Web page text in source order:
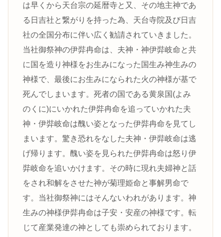
は早くから天台宗の延暦寺と又、その地主神であ
る日吉社と繋がりを持った為、天台寺院及び日吉
社の全国分布に伴い広く勧請されていきました。
当社御祭神の伊弉冉命は、夫神・神伊弉岐命と共
に国を造り神様をお生みになった国生み神生みの
神様で、最後にお生みになられた火の神様が基で
死んでしまいます。死者の国である黄泉国(よみ
のくに)にいかれた伊弉冉命を追っていかれた夫
神・伊弉岐命は醜い姿となった伊弉冉命を見てし
まいます。驚き恐れをなした夫神・伊弉岐命は逃
げ帰ります。醜い姿を見られた伊弉冉命は怒り伊
弉岐命を追いかけます。その時に現れ夫婦神と話
をされ和解をさせた神が菊理姫命と事解男命で
す。当社御祭神にはそんないわれがあります。神
生みの神様伊弉冉命は子安・安産の神様です。転
じて産業発達の神としても崇められております。